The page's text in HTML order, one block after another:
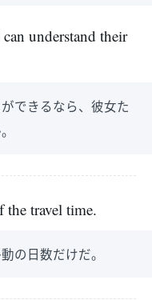
understand their
できるなら、彼女た
the travel time.
の日数だけだ。